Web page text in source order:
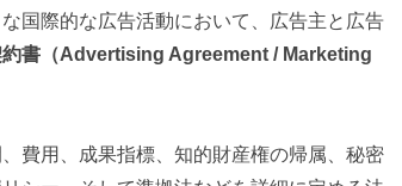
国際的な広告活動において、広告主と広告
約書（Advertising Agreement / Marketing
費用、成果指標、知的財産権の帰属、秘密